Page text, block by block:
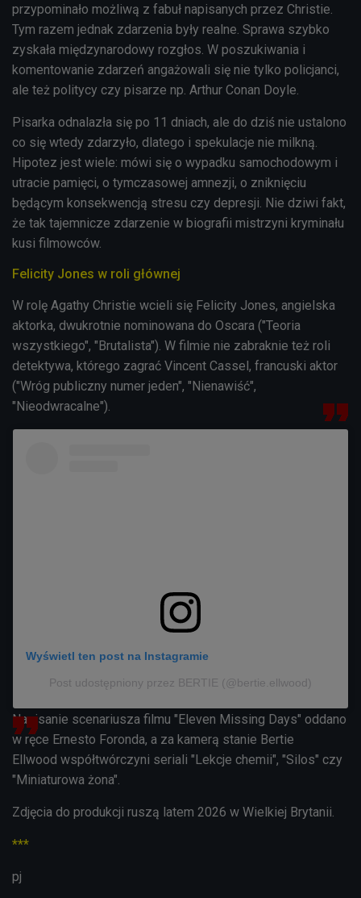
przypominało możliwą z fabuł napisanych przez Christie.
Tym razem jednak zdarzenia były realne. Sprawa szybko
zyskała międzynarodowy rozgłos. W poszukiwania i
komentowanie zdarzeń angażowali się nie tylko policjanci,
ale też politycy czy pisarze np. Arthur Conan Doyle.
Pisarka odnalazła się po 11 dniach, ale do dziś nie ustalono
co się wtedy zdarzyło, dlatego i spekulacje nie milkną.
Hipotez jest wiele: mówi się o wypadku samochodowym i
utracie pamięci, o tymczasowej amnezji, o zniknięciu
będącym konsekwencją stresu czy depresji. Nie dziwi fakt,
że tak tajemnicze zdarzenie w biografii mistrzyni kryminału
kusi filmowców.
Felicity Jones w roli głównej
W rolę Agathy Christie wcieli się Felicity Jones, angielska
aktorka, dwukrotnie nominowana do Oscara ("Teoria
wszystkiego", "Brutalista"). W filmie nie zabraknie też roli
detektywa, którego zagrać Vincent Cassel, francuski aktor
("Wróg publiczny numer jeden", "Nienawiść",
"Nieodwracalne").
Wyświetl ten post na Instagramie
Post udostępniony przez BERTIE (@bertie.ellwood)
Napisanie scenariusza filmu "Eleven Missing Days" oddano
w ręce Ernesto Foronda, a za kamerą stanie Bertie
Ellwood współtwórczyni seriali "Lekcje chemii", "Silos" czy
"Miniaturowa żona".
Zdjęcia do produkcji ruszą latem 2026 w Wielkiej Brytanii.
***
pj